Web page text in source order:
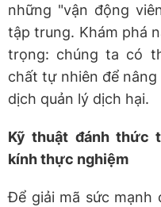
những "vận động
tập trung. Khám phá
trọng: chúng ta có
chất tự nhiên để
dịch quản lý dịch hại.
Kỹ thuật đánh thức
kính thực nghiệm
Để giải mã sức mạnh